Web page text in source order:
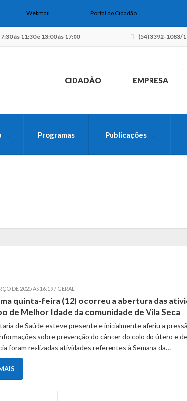
Webmail Portal do Cidadão
7:30 às 11:30 e 13:00 às 17:00 (54) 3392-1083/
CIDADÃO EMPRESA
Programas Publicações
DE 2025 AS 16:19 / GERAL
quinta-feira (12) ocorreu a abertura das
de Melhor Idade da comunidade de Vila Seca
de Saúde esteve presente e inicialmente aferiu a
sobre prevenção do câncer do colo do útero e
foram realizadas atividades referentes à Semana da…